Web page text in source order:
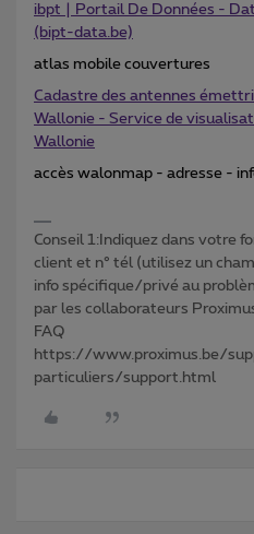
ibpt | Portail De Données -
(bipt-data.be)
atlas mobile couvertures
Cadastre des antennes
Wallonie - Service de
Wallonie
accès walonmap - adresse -
Conseil 1:Indiquez dans votre
client et n° tél (utilisez un
info spécifique/privé au
par les collaborateurs
FAQ
https://www.proximus.be/
particuliers/support.html